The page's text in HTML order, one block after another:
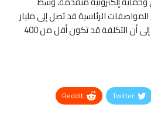
الرئاسية قد تصل إلى مليار
دولار، بينما تشير تقديرات أخرى إلى أن التكلفة قد تكون أقل من 400
Twitter
ReddIt